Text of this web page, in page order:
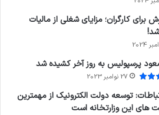
برای کارگران؛ مزایای شغلی از مالیات
پرسپولیس به روز آخر کشیده شد
27 نوامبر 2023
توسعه دولت الکترونیک از مهمترین
های این وزارتخانه است